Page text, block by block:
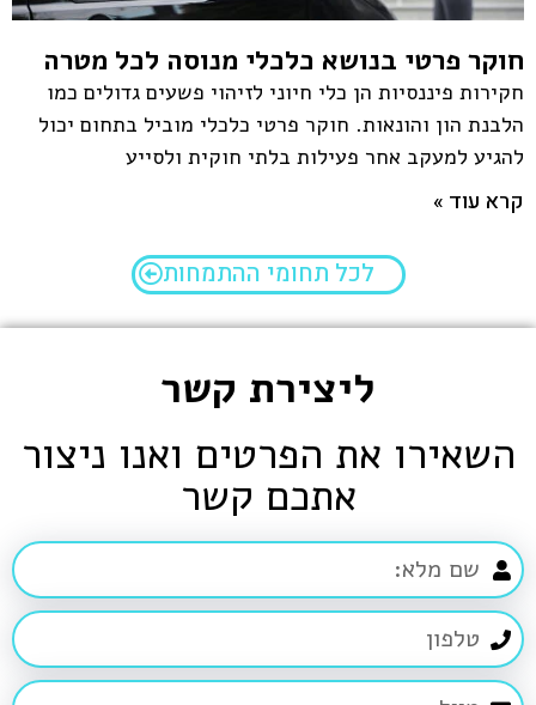
חוקר פרטי בנושא כלכלי מנוסה לכל מטרה
חקירות פיננסיות הן כלי חיוני לזיהוי פשעים גדולים כמו
הלבנת הון והונאות. חוקר פרטי כלכלי מוביל בתחום יכול
להגיע למעקב אחר פעילות בלתי חוקית ולסייע
קרא עוד »
לכל תחומי ההתמחות
ליצירת קשר
השאירו את הפרטים ואנו ניצור
אתכם קשר